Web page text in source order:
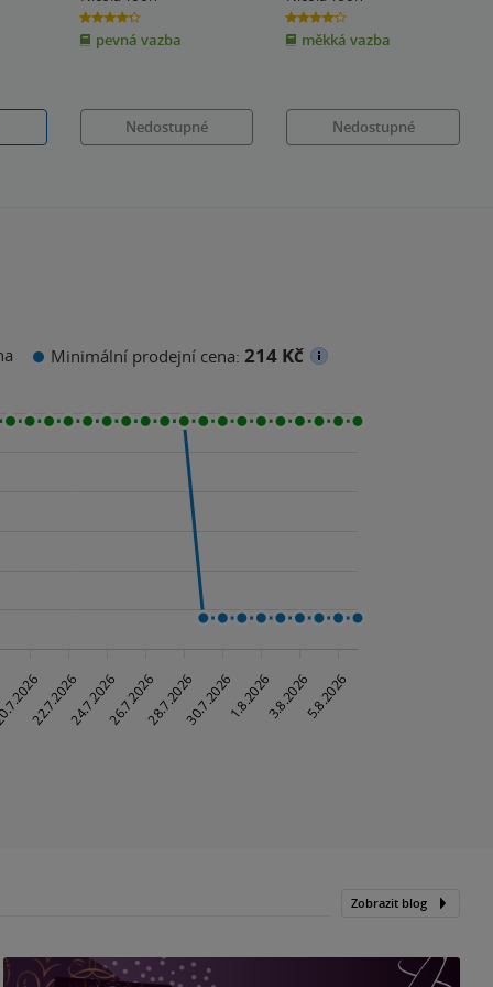
4.3
z
5
hvězdiček
pevná vazba
Nedostupné
4.1
z
5
hvězdiček
měkká vazba
Nedostupné
Minimální prodejní cena: 214 Kč
Zobrazit blog